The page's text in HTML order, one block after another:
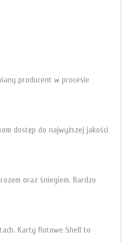
producent w procesie
dostęp do najwyższej jakości
oraz śniegiem. Bardzo
Karty flotowe Shell to